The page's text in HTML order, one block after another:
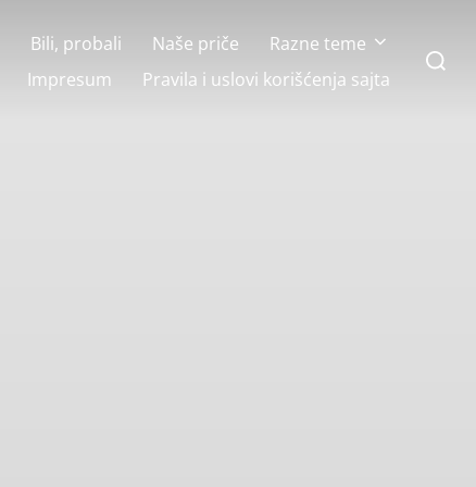
Bili, probali Naše priče
Razne teme
Impresum Pravila i uslovi korišćenja sajta
Search